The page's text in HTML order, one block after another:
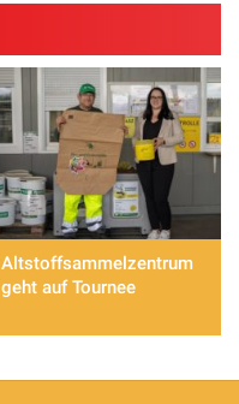
Altstoffsammelzentrum
geht auf Tournee